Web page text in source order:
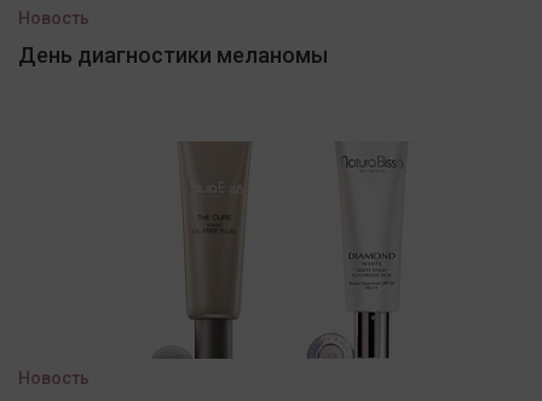
Новость
День диагностики меланомы
Новость